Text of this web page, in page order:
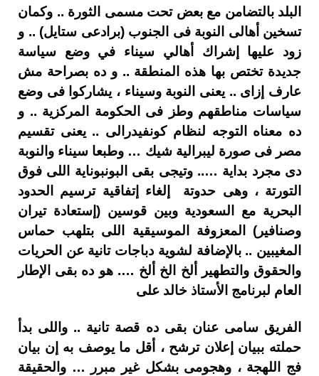
البلد بالتضامن مع بعض تحت مسمى الثورة .. وكمان
تسخين أهالى النوبة فى الجنوب (برادعى ستايل) .. و
زود عليها إشراك أهالي سيناء في وضع سياسة
جديدة تختص بها هذه المنطقة .. و ده بصراحة مش
عارف إزاى .. يعنى النوبة وسيناء ، يشاركوا فى وضع
سياسات مناطقهم وطز فى الحكومة المركزية .. و
ده معناه التوجه لنظام كونفيدرالى .. يعنى تقسيم
مصر فى صورة ليبرالية شيك … وطبعا سيناء والنوبة
دى مجرد بداية ….. وتيجى بقى البونبوناية اللى فوق
التورتة ، وهى حدوتة إلغاء إتفاقية ترسيم الحدود
البحرية مع السعودية وبين قوسين (إستعادة تيران
وصنافير) المعزوفة الموسيقية اللى بتلهب حماس
المغيبين .. بالإضافة لشوية دباجات تانية عن الحريات
والحقوق والتطهير ألخ الخ ألخ …. هو ده بقى الإطار
العام لبرنامج الأستاذ خالد على
الفريق سامى عنان بقى ده قصة تانية .. واللى بدأ
حملته ببيان إعلان ترشح ، أقل ما يوصف به إن بيان
فج اللهجة ، وهجومى بشكل غير مبرر … والحقيقة